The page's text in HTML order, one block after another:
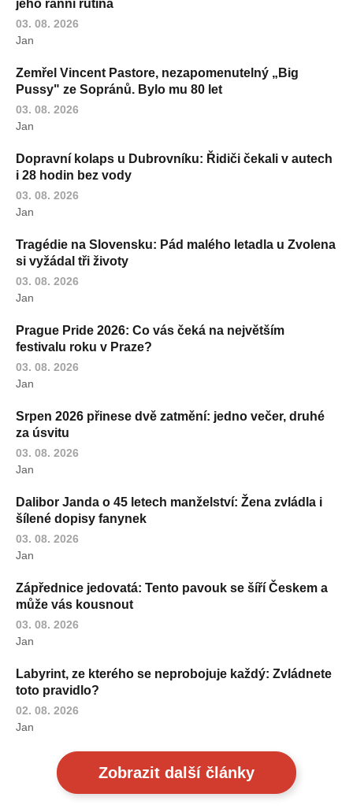
jeho ranní rutina
03. 08. 2026
Jan
Zemřel Vincent Pastore, nezapomenutelný „Big
Pussy" ze Sopránů. Bylo mu 80 let
03. 08. 2026
Jan
Dopravní kolaps u Dubrovníku: Řidiči čekali v autech
i 28 hodin bez vody
03. 08. 2026
Jan
Tragédie na Slovensku: Pád malého letadla u Zvolena
si vyžádal tři životy
03. 08. 2026
Jan
Prague Pride 2026: Co vás čeká na největším
festivalu roku v Praze?
03. 08. 2026
Jan
Srpen 2026 přinese dvě zatmění: jedno večer, druhé
za úsvitu
03. 08. 2026
Jan
Dalibor Janda o 45 letech manželství: Žena zvládla i
šílené dopisy fanynek
03. 08. 2026
Jan
Zápřednice jedovatá: Tento pavouk se šíří Českem a
může vás kousnout
03. 08. 2026
Jan
Labyrint, ze kterého se neprobojuje každý: Zvládnete
toto pravidlo?
02. 08. 2026
Jan
Zobrazit další články